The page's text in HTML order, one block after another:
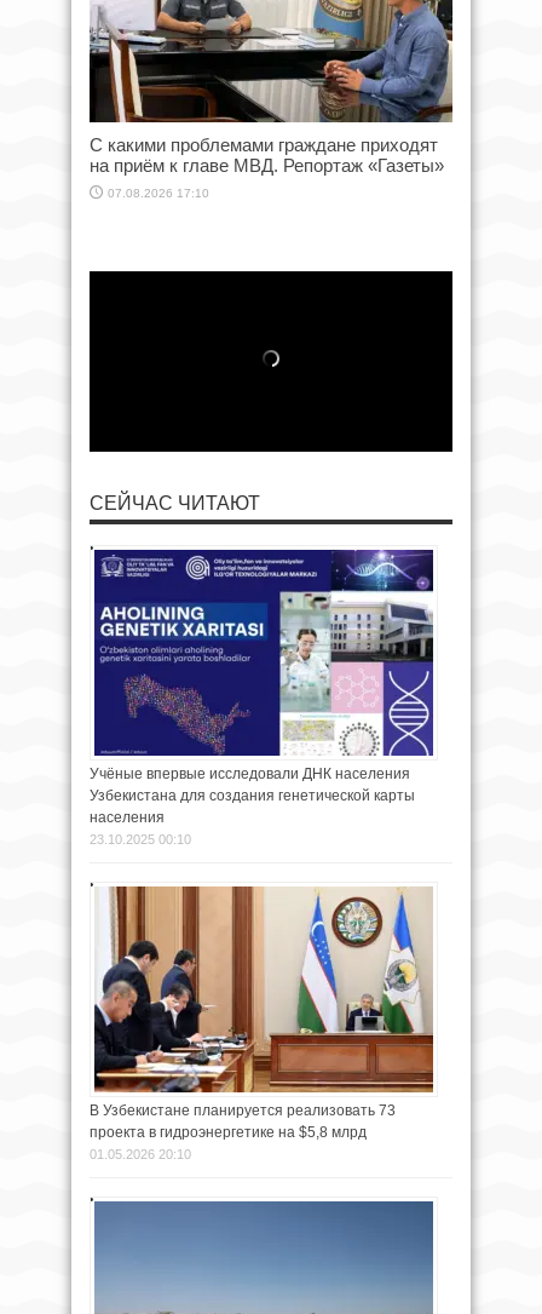
С какими проблемами граждане приходят
на приём к главе МВД. Репортаж «Газеты»
07.08.2026 17:10
СЕЙЧАС ЧИТАЮТ
Учёные впервые исследовали ДНК населения
Узбекистана для создания генетической карты
населения
23.10.2025 00:10
В Узбекистане планируется реализовать 73
проекта в гидроэнергетике на $5,8 млрд
01.05.2026 20:10